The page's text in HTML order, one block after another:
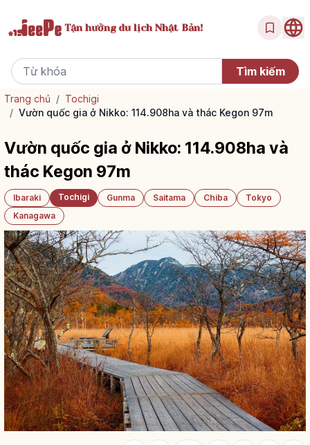
Tận hưởngdu lịch Nhật Bản!
Trang chủ / Tochigi
/ Vườn quốc gia ở Nikko: 114.908ha và thác Kegon 97m
Vườn quốc gia ở Nikko: 114.908ha và
thác Kegon 97m
Ibaraki Tochigi Gunma Saitama Chiba
Tokyo
Kanagawa